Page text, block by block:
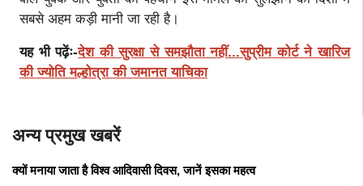
सबसे अहम कड़ी मानी जा रही है।
यह भी पढ़ेंः-देश की सुरक्षा से समझौता नहीं...सुप्रीम कोर्ट ने खारिज
की ज्योति मल्होत्रा की जमानत याचिका
अन्य प्रमुख खबरें
क्यों मनाया जाता है विश्व आदिवासी दिवस, जानें इसका महत्व